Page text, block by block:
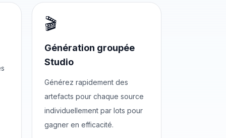
🎬
Génération groupée
Studio
Générez rapidement des
artefacts pour chaque source
individuellement par lots pour
gagner en efficacité.